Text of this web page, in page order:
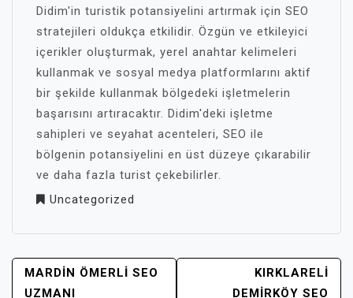
Didim'in turistik potansiyelini artırmak için SEO
stratejileri oldukça etkilidir. Özgün ve etkileyici
içerikler oluşturmak, yerel anahtar kelimeleri
kullanmak ve sosyal medya platformlarını aktif
bir şekilde kullanmak bölgedeki işletmelerin
başarısını artıracaktır. Didim'deki işletme
sahipleri ve seyahat acenteleri, SEO ile
bölgenin potansiyelini en üst düzeye çıkarabilir
ve daha fazla turist çekebilirler.
Uncategorized
YAZI
GEZINMESI
MARDIN ÖMERLI SEO
UZMANI
KIRKLARELI
DEMIRKÖY SEO